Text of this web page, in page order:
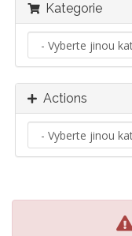
Kategorie
Actions